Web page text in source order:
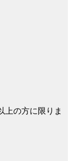
上の方に限りま